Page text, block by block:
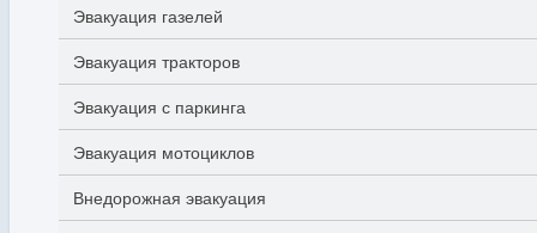
Эвакуация газелей
Эвакуация тракторов
Эвакуация с паркинга
Эвакуация мотоциклов
Внедорожная эвакуация